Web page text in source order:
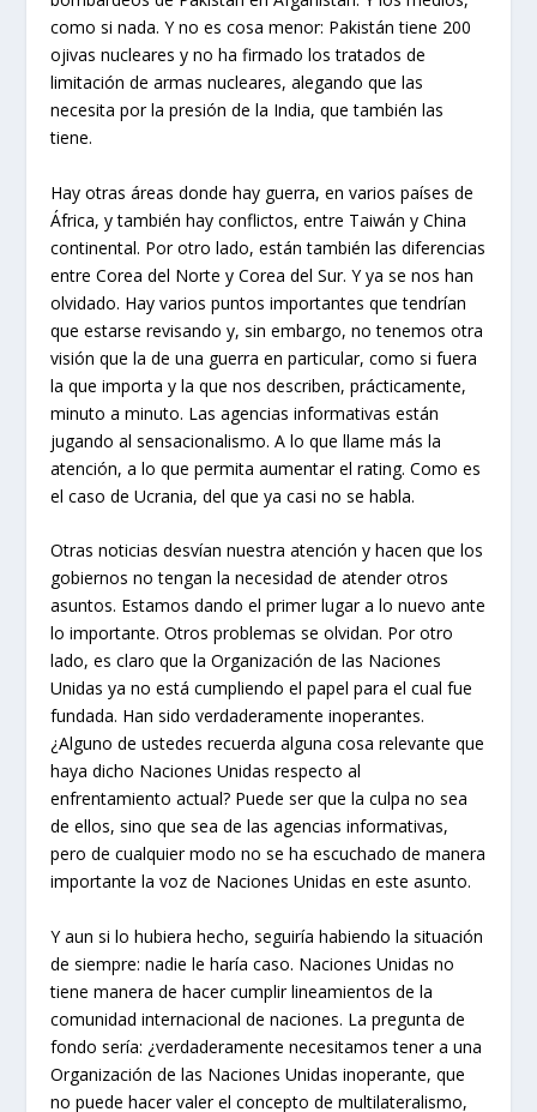
como si nada. Y no es cosa menor: Pakistán tiene 200
ojivas nucleares y no ha firmado los tratados de
limitación de armas nucleares, alegando que las
necesita por la presión de la India, que también las
tiene.
Hay otras áreas donde hay guerra, en varios países de
África, y también hay conflictos, entre Taiwán y China
continental. Por otro lado, están también las diferencias
entre Corea del Norte y Corea del Sur. Y ya se nos han
olvidado. Hay varios puntos importantes que tendrían
que estarse revisando y, sin embargo, no tenemos otra
visión que la de una guerra en particular, como si fuera
la que importa y la que nos describen, prácticamente,
minuto a minuto. Las agencias informativas están
jugando al sensacionalismo. A lo que llame más la
atención, a lo que permita aumentar el rating. Como es
el caso de Ucrania, del que ya casi no se habla.
Otras noticias desvían nuestra atención y hacen que los
gobiernos no tengan la necesidad de atender otros
asuntos. Estamos dando el primer lugar a lo nuevo ante
lo importante. Otros problemas se olvidan. Por otro
lado, es claro que la Organización de las Naciones
Unidas ya no está cumpliendo el papel para el cual fue
fundada. Han sido verdaderamente inoperantes.
¿Alguno de ustedes recuerda alguna cosa relevante que
haya dicho Naciones Unidas respecto al
enfrentamiento actual? Puede ser que la culpa no sea
de ellos, sino que sea de las agencias informativas,
pero de cualquier modo no se ha escuchado de manera
importante la voz de Naciones Unidas en este asunto.
Y aun si lo hubiera hecho, seguiría habiendo la situación
de siempre: nadie le haría caso. Naciones Unidas no
tiene manera de hacer cumplir lineamientos de la
comunidad internacional de naciones. La pregunta de
fondo sería: ¿verdaderamente necesitamos tener a una
Organización de las Naciones Unidas inoperante, que
no puede hacer valer el concepto de multilateralismo,